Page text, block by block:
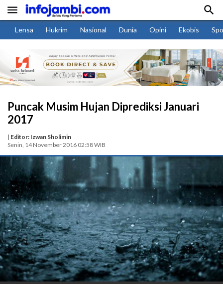
 
Lensa Hukrim Nasional Dunia Opini Ekobis
Puncak Musim Hujan Diprediksi Januari
2017
| Editor: Izwan Sholimin
Senin, 14 November 2016 02:58 WIB